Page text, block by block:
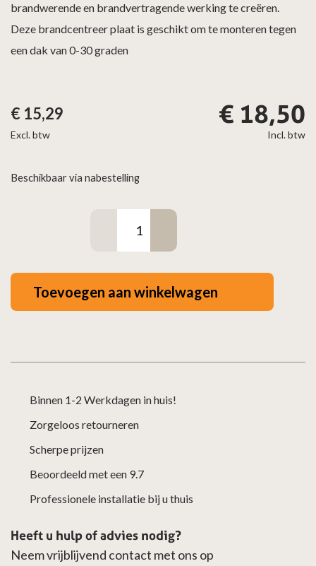
Incl. btw
€ 18,50
Excl. btw
€ 15,29
brandwerende en brandvertragende werking te creëren.
Deze brandcentreer plaat is geschikt om te monteren tegen
een dak van 0-30 graden
Beschikbaar via nabestelling
zwart
Toevoegen aan winkelwagen
Binnen 1-2 Werkdagen in huis!
Zorgeloos retourneren
Scherpe prijzen
Beoordeeld met een 9.7
Professionele installatie bij u thuis
Heeft u hulp of advies nodig?
Neem vrijblijvend contact met ons op